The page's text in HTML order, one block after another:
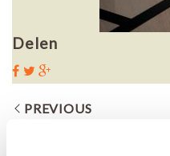
Delen
PREVIOUS